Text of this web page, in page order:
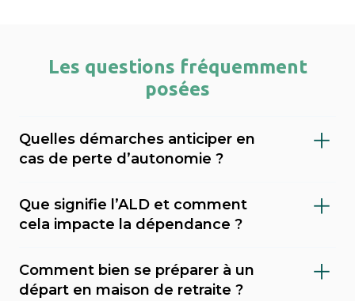
Les questions fréquemment
posées
Quelles démarches anticiper en
cas de perte d’autonomie ?
dépendance (via le GIR), demander l’APA
(allocation personnalisée d’autonomie) au
conseil départemental, et envisager une
mesure de protection juridique (tutelle,
Que signifie l’ALD et comment
cela impacte la dépendance ?
reconnaissance médicale qui permet une
Comment bien se préparer à un
départ en maison de retraite ?